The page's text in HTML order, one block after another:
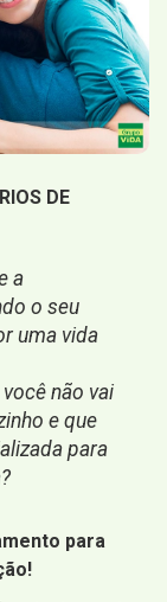
DE
a
o seu
uma vida
não vai
e que
para
para